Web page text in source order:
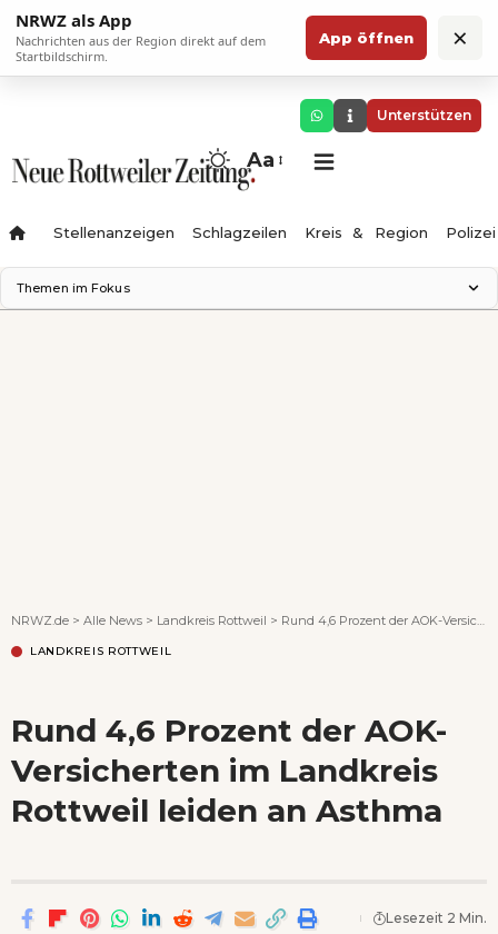
NRWZ als App
Nachrichten aus der Region direkt auf dem
Startbildschirm.
App öffnen ×
Unterstützen
Aa
Stellenanzeigen Schlagzeilen Kreis & Region Polizei
Themen im Fokus
NRWZ.de > Alle News > Landkreis Rottweil > Rund 4,6 Prozent der AOK-Versicherten im Landkreis Rottweil leiden an Asthma
LANDKREIS ROTTWEIL
Rund 4,6 Prozent der AOK-
Versicherten im Landkreis
Rottweil leiden an Asthma
Lesezeit 2 Min.